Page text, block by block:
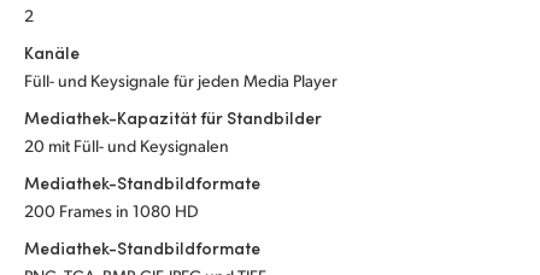
2
Kanäle
Füll- und Keysignale für jeden Media Player
Mediathek-Kapazität für Standbilder
20 mit Füll- und Keysignalen
Mediathek-Standbildformate
200 Frames in 1080 HD
Mediathek-Standbildformate